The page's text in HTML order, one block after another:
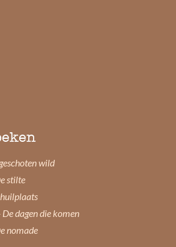
wild
stilte
De dagen die komen
nomade